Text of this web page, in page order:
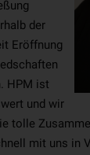
der
Eröffnung
HPM ist
und wir
tolle
mit uns in